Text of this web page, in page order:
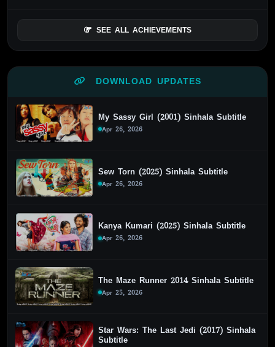
SEE ALL ACHIEVEMENTS
DOWNLOAD UPDATES
My Sassy Girl (2001) Sinhala Subtitle
Apr 26, 2026
Sew Torn (2025) Sinhala Subtitle
Apr 26, 2026
Kanya Kumari (2025) Sinhala Subtitle
Apr 26, 2026
The Maze Runner 2014 Sinhala Subtitle
Apr 25, 2026
Star Wars: The Last Jedi (2017) Sinhala
Subtitle